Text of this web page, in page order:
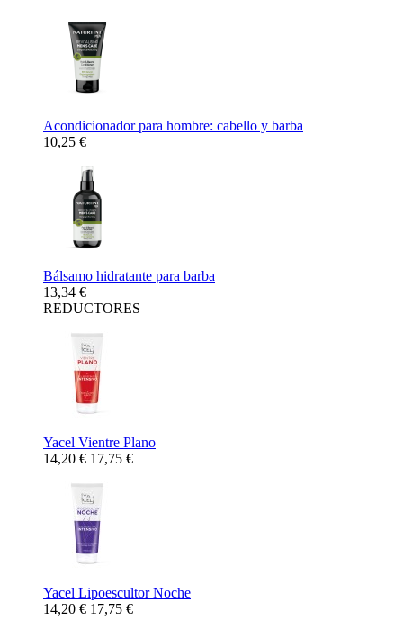
Acondicionador para hombre: cabello y barba
10,25 €
Bálsamo hidratante para barba
13,34 €
REDUCTORES
Yacel Vientre Plano
14,20 € 17,75 €
Yacel Lipoescultor Noche
14,20 € 17,75 €